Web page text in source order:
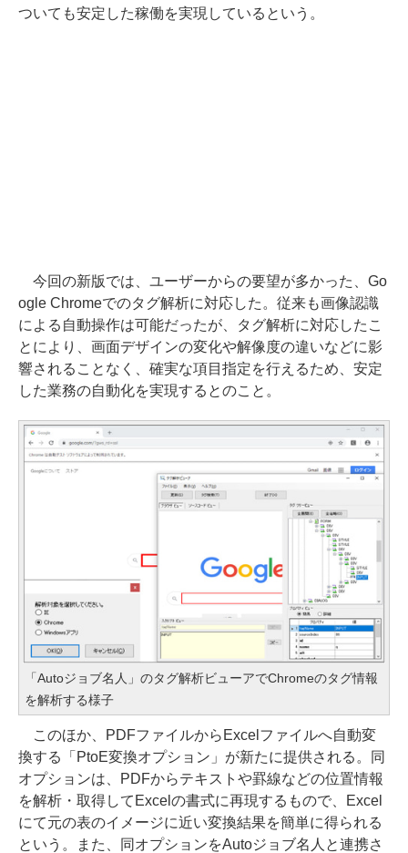
ついても安定した稼働を実現しているという。
今回の新版では、ユーザーからの要望が多かった、Go
ogle Chromeでのタグ解析に対応した。従来も画像認識
による自動操作は可能だったが、タグ解析に対応したこ
とにより、画面デザインの変化や解像度の違いなどに影
響されることなく、確実な項目指定を行えるため、安定
した業務の自動化を実現するとのこと。
「Autoジョブ名人」のタグ解析ビューアでChromeのタグ情報
を解析する様子
このほか、PDFファイルからExcelファイルへ自動変
換する「PtoE変換オプション」が新たに提供される。同
オプションは、PDFからテキストや罫線などの位置情報
を解析・取得してExcelの書式に再現するもので、Excel
にて元の表のイメージに近い変換結果を簡単に得られる
という。また、同オプションをAutoジョブ名人と連携さ